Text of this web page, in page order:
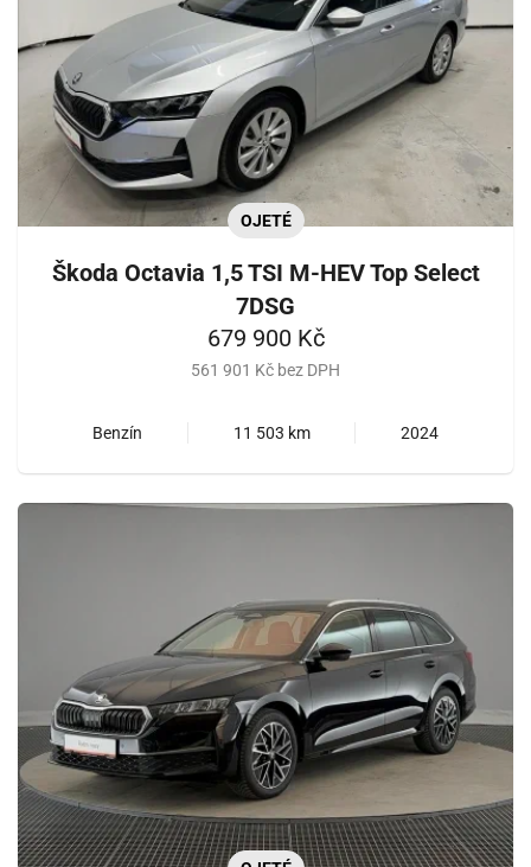
OJETÉ
Škoda Octavia 1,5 TSI M-HEV Top Select
7DSG
679 900 Kč
561 901 Kč bez DPH
Benzín 11 503 km 2024